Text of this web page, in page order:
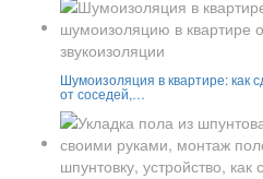
Шумоизоляция в квартире: как
от соседей,…